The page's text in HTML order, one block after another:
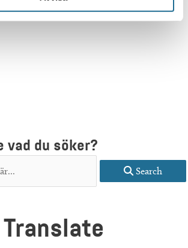
vad du söker?
Search
Translate